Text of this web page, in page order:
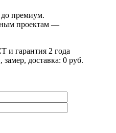
премиум.
проектам —
и гарантия 2 года
доставка: 0 руб.